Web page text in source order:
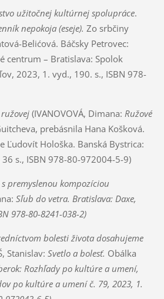
užitočnej kultúrnej spolupráce.
nepokoja (eseje). Zo srbčiny
Belićová. Báčsky Petrovec:
centrum – Bratislava: Spolok
2023, 1. vyd., 190. s., ISBN 978-
(IVANOVOVÁ, Dimana: Ružové
prebásnila Hana Košková.
Ľudovít Hološka. Banská Bystrica:
s., ISBN 978-80-972004-5-9)
s premyslenou kompozíciou
Sľub do vetra. Bratislava: Daxe,
978-80-8241-038-2)
bolesti života dosahujeme
Stanislav: Svetlo a bolesť. Obálka
Rozhľady po kultúre a umení,
po kultúre a umení č. 79, 2023, 1.